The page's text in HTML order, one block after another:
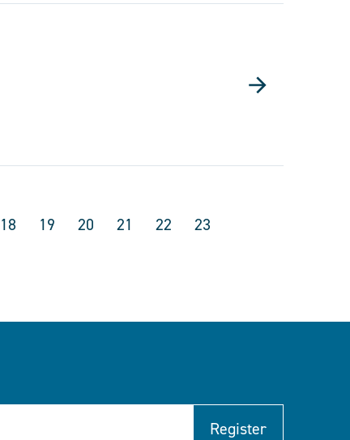
18 19 20 21 22 23
Register